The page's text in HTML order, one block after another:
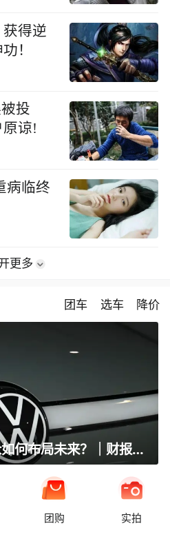
得逆
！
投
谅!
病临终
更多
团车 选车 降价
利润腰斩之后，大众如何布局未来？｜财报全视角
团购 实拍